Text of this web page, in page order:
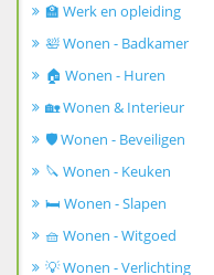
🏫 Werk en opleiding
🛀 Wonen - Badkamer
🏠 Wonen - Huren
🏡 Wonen & Interieur
🛡️ Wonen - Beveiligen
🔪 Wonen - Keuken
🛏️ Wonen - Slapen
🧺 Wonen - Witgoed
💡 Wonen - Verlichting